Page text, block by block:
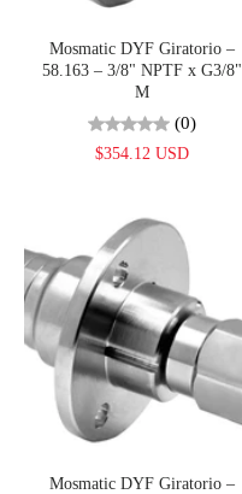
Mosmatic DYF Giratorio –
58.163 – 3/8" NPTF x G3/8"
M
(0)
$354.12 USD
Mosmatic DYF Giratorio –